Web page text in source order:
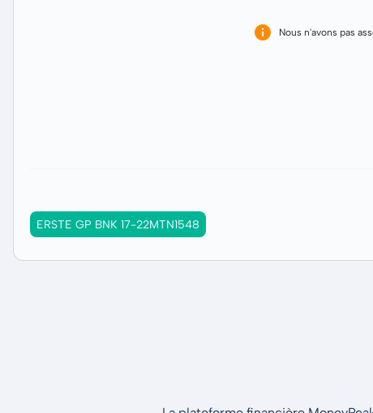
Nous n'avons pas
ERSTE GP BNK 17-22MTN1548